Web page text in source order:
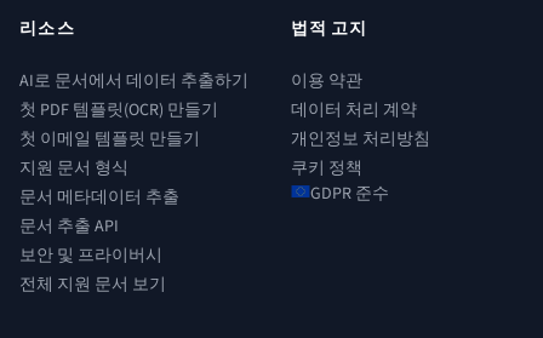
리소스
AI로 문서에서 데이터 추출하기
첫 PDF 템플릿(OCR) 만들기
첫 이메일 템플릿 만들기
지원 문서 형식
문서 메타데이터 추출
문서 추출 API
보안 및 프라이버시
전체 지원 문서 보기
법적 고지
이용 약관
데이터 처리 계약
개인정보 처리방침
쿠키 정책
GDPR 준수